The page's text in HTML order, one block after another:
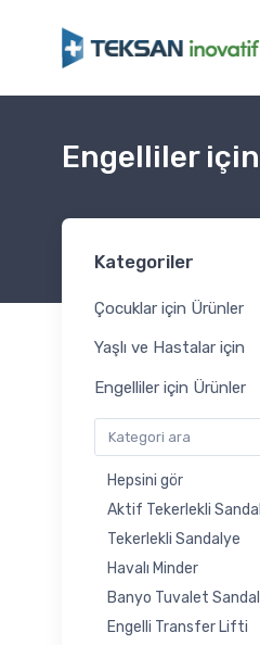
Engelliler
Kategoriler
Çocuklar için Ürünler
Yaşlı ve Hastalar için
Engelliler için Ürünler
Hepsini gör
Aktif Tekerlekli
Tekerlekli Sandalye
Havalı Minder
Banyo Tuvalet
Engelli Transfer Lifti